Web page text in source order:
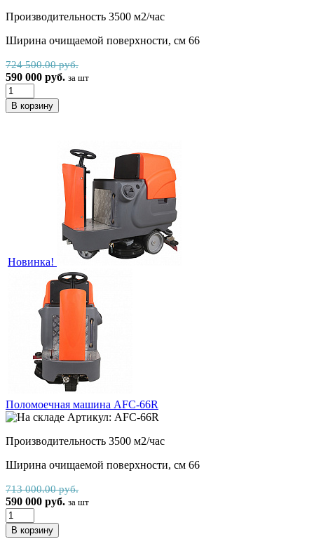
Производительность 3500 м2/час
Ширина очищаемой поверхности, см 66
724 500.00 руб.
590 000 руб. за шт
Новинка!
Поломоечная машина AFC-66R
Артикул: AFC-66R
Производительность 3500 м2/час
Ширина очищаемой поверхности, см 66
713 000.00 руб.
590 000 руб. за шт